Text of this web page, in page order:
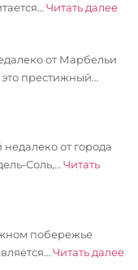
Читать далее
от Марбельи
престижный…
от города
Соль,…Читать
побережье
Читать далее